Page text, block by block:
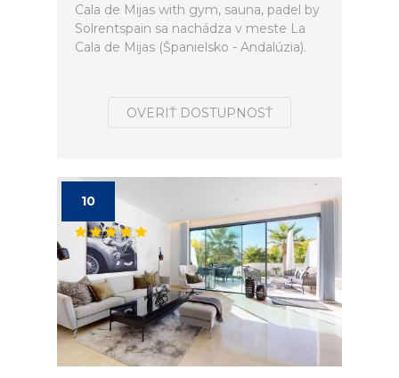
Cala de Mijas with gym, sauna, padel by
Solrentspain sa nachádza v meste La
Cala de Mijas (Španielsko - Andalúzia).
OVERIŤ DOSTUPNOSŤ
10